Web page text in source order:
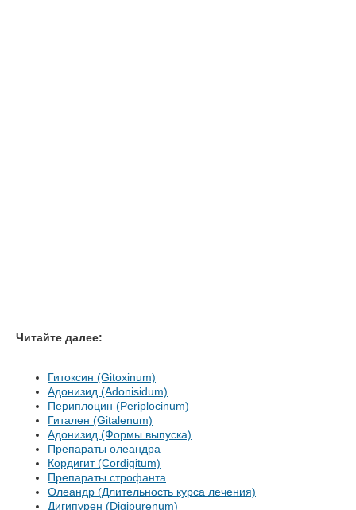
Читайте далее:
Гитоксин (Gitoxinum)
Адонизид (Adonisidum)
Периплоцин (Periplocinum)
Гитален (Gitalenum)
Адонизид (Формы выпуска)
Препараты олеандра
Кордигит (Cordigitum)
Препараты строфанта
Олеандр (Длительность курса лечения)
Дигипурен (Digipurenum)